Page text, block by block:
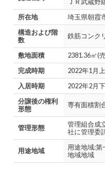
ＪＲ武蔵
所在地
埼玉県朝霞
構造および階
数
鉄筋コンク
敷地面積
2381.36㎡(
完成時期
2022年1月
入居時期
2022年2月
分譲後の権利
形態
専有面積割
管理形態
管理組合成
社に管理委
用途地域
用途地域:第
地域地域